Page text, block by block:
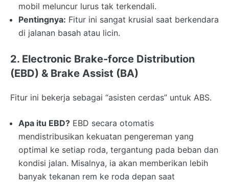
mobil meluncur lurus tak terkendali.
Pentingnya: Fitur ini sangat krusial saat berkendara
di jalanan basah atau licin.
2. Electronic Brake-force Distribution
(EBD) & Brake Assist (BA)
Fitur ini bekerja sebagai “asisten cerdas” untuk ABS.
Apa itu EBD? EBD secara otomatis
mendistribusikan kekuatan pengereman yang
optimal ke setiap roda, tergantung pada beban dan
kondisi jalan. Misalnya, ia akan memberikan lebih
banyak tekanan rem ke roda depan saat